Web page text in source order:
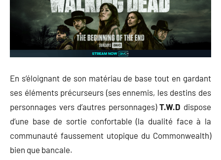
En s’éloignant de son matériau de base tout en gardant
ses éléments précurseurs (ses ennemis, les destins des
personnages vers d’autres personnages)T.W.D dispose
d’une base de sortie confortable (la dualité face à la
communauté faussement utopique du Commonwealth)
bien que bancale.